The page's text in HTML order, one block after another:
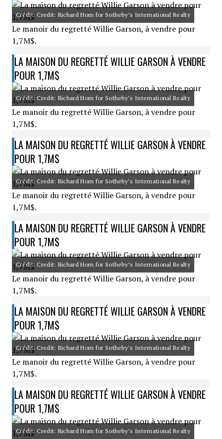
Crédit: Credit: Richard Horn for Sotheby’s International Realty
Le manoir du regretté Willie Garson, à vendre pour
1,7M$.
LA MAISON DU REGRETTÉ WILLIE GARSON À VENDRE
POUR 1,7M$
Crédit: Credit: Richard Horn for Sotheby’s International Realty
Le manoir du regretté Willie Garson, à vendre pour
1,7M$.
LA MAISON DU REGRETTÉ WILLIE GARSON À VENDRE
POUR 1,7M$
Crédit: Credit: Richard Horn for Sotheby’s International Realty
Le manoir du regretté Willie Garson, à vendre pour
1,7M$.
LA MAISON DU REGRETTÉ WILLIE GARSON À VENDRE
POUR 1,7M$
Crédit: Credit: Richard Horn for Sotheby’s International Realty
Le manoir du regretté Willie Garson, à vendre pour
1,7M$.
LA MAISON DU REGRETTÉ WILLIE GARSON À VENDRE
POUR 1,7M$
Crédit: Credit: Richard Horn for Sotheby’s International Realty
Le manoir du regretté Willie Garson, à vendre pour
1,7M$.
LA MAISON DU REGRETTÉ WILLIE GARSON À VENDRE
POUR 1,7M$
Crédit: Credit: Richard Horn for Sotheby’s International Realty